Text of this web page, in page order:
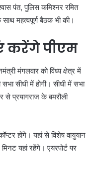
पंत, पुलिस कमिश्नर रमित
महत्वपूर्ण बैठक भी की।
करेंगे पीएम
मंगलवार को विंध्य क्षेत्र में
सीधी में होगी। सीधी में सभा
से प्रयागराज के बमरौली
होंगे। यहां से विशेष वायुयान
यहां रहेंगे। एयरपोर्ट पर